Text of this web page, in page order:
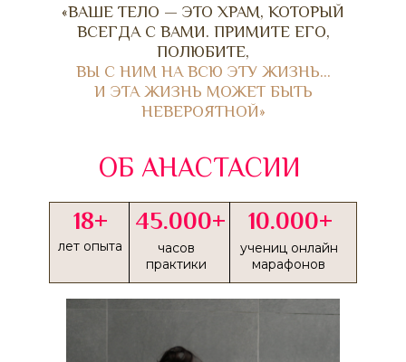
«ВАШЕ ТЕЛО — ЭТО ХРАМ, КОТОРЫЙ
ВСЕГДА С ВАМИ. ПРИМИТЕ ЕГО,
ПОЛЮБИТЕ,
ВЫ С НИМ НА ВСЮ ЭТУ ЖИЗНЬ…
И ЭТА ЖИЗНЬ МОЖЕТ БЫТЬ
НЕВЕРОЯТНОЙ»
ОБ АНАСТАСИИ
18+
лет опыта
45.000+ 10.000+
часов
практики
учениц онлайн
марафонов